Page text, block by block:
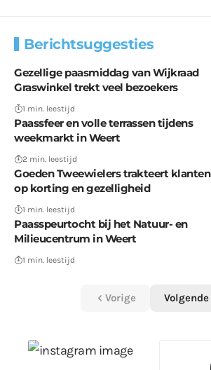
Berichtsuggesties
Gezellige paasmiddag van Wijkraad
Graswinkel trekt veel bezoekers
1 min. leestijd
Paassfeer en volle terrassen tijdens
weekmarkt in Weert
2 min. leestijd
Goeden Tweewielers trakteert klanten
op korting en gezelligheid
1 min. leestijd
Paasspeurtocht bij het Natuur- en
Milieucentrum in Weert
1 min. leestijd
Vorige Volgende